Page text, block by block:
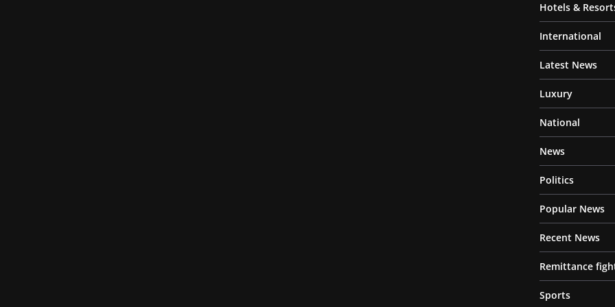
Hotels &
International
Latest News
Luxury
National
News
Politics
Popular News
Recent News
Remittance
Sports